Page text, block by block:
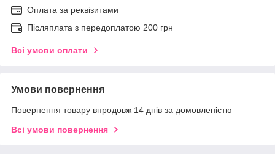
Оплата за реквізитами
Післяплата з передоплатою 200 грн
Всі умови оплати
Умови повернення
Повернення товару впродовж 14 днів за домовленістю
Всі умови повернення